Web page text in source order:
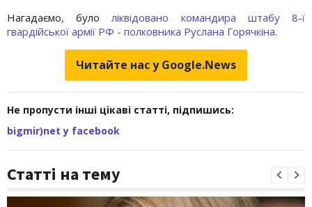
Нагадаємо, було ліквідовано командира штабу 8-ї
гвардійської армії РФ - полковника Руслана Горячкіна.
Читайте нас у Google.News
Не пропусти інші цікаві статті, підпишись:
bigmir)net у facebook
Статті на тему